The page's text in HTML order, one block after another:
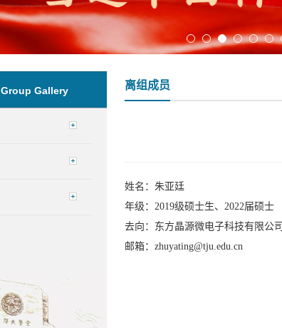
Group Gallery 离组成员
姓名：朱亚廷
年级：2019级硕士生、2022届硕士
去向：东方晶源微电子科技有限公司
邮箱：zhuyating@tju.edu.cn